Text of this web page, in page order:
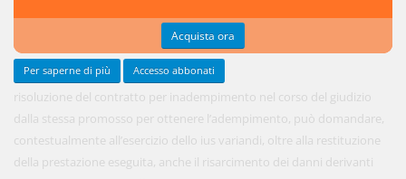
la
risoluzione del contratto per inadempimento nel corso del giudizio
dalla stessa promosso per ottenere l’adempimento, può domandare,
contestualmente all’esercizio dello ius variandi, oltre alla restituzione
della prestazione eseguita, anche il risarcimento dei danni derivanti
Acquista ora
Per saperne di più Accesso abbonati